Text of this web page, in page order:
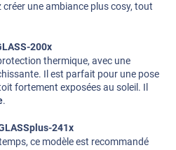
créer une ambiance plus cosy, tout
200x
thermique, avec une
Il est parfait pour une pose
fortement exposées au soleil. Il
.
241x
ce modèle est recommandé